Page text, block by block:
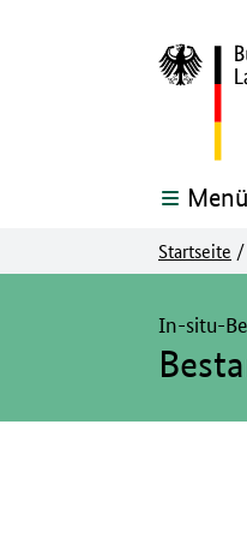
Menü
Startseite /
In-situ-